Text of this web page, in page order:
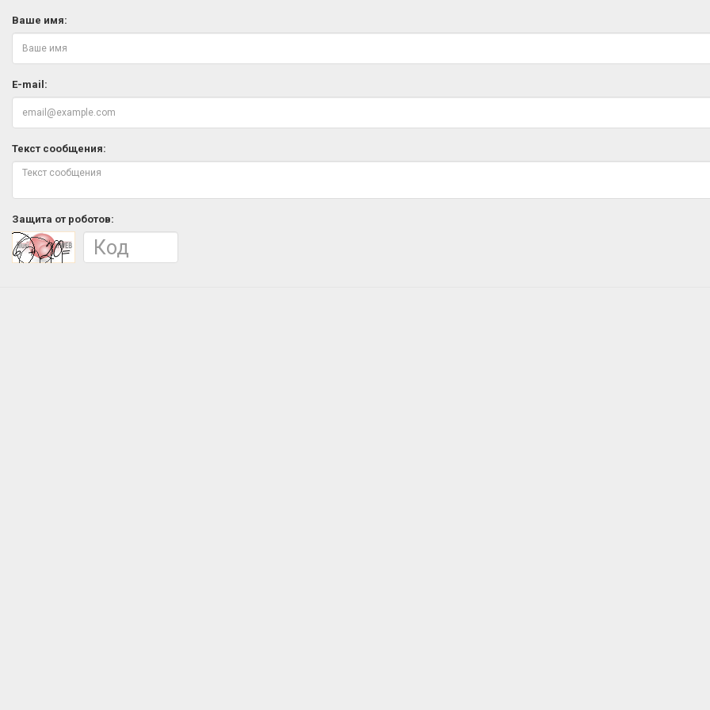
Ваше имя:
E-mail:
Текст сообщения:
Защита от роботов: